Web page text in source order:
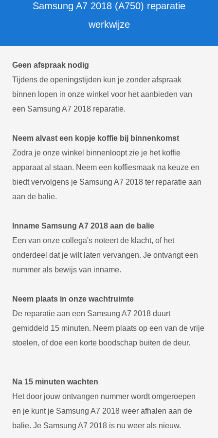
Samsung A7 2018 (A750) reparatie
werkwijze
Geen afspraak nodig
Tijdens de openingstijden kun je zonder afspraak
binnen lopen in onze winkel voor het aanbieden van
een Samsung A7 2018 reparatie.
Neem alvast een kopje koffie bij binnenkomst
Zodra je onze winkel binnenloopt zie je het koffie
apparaat al staan. Neem een koffiesmaak na keuze en
biedt vervolgens je Samsung A7 2018 ter reparatie aan
aan de balie.
Inname Samsung A7 2018 aan de balie
Een van onze collega's noteert de klacht, of het
onderdeel dat je wilt laten vervangen. Je ontvangt een
nummer als bewijs van inname.
Neem plaats in onze wachtruimte
De reparatie aan een Samsung A7 2018 duurt
gemiddeld 15 minuten. Neem plaats op een van de vrije
stoelen, of doe een korte boodschap buiten de deur.
Na 15 minuten wachten
Het door jouw ontvangen nummer wordt omgeroepen
en je kunt je Samsung A7 2018 weer afhalen aan de
balie. Je Samsung A7 2018 is nu weer als nieuw.